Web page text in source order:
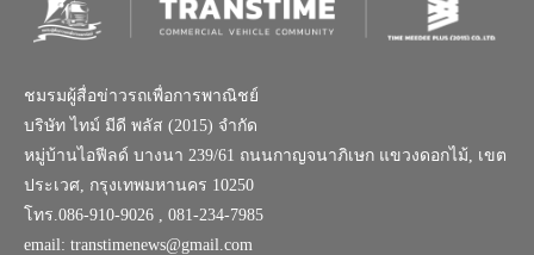
ชมรมผู้สื่อข่าวรถเพื่อการพาณิชย์
บริษัท ไทม์ มีดี พลัส (2015) จำกัด
หมู่บ้านไอฟีลด์ บางนา 239/61 ถนนกาญจนาภิเษก แขวงดอกไม้, เขต
ประเวศ, กรุงเทพมหานคร 10250
โทร.086-910-9026 , 081-234-7985
email: transtimenews@gmail.com